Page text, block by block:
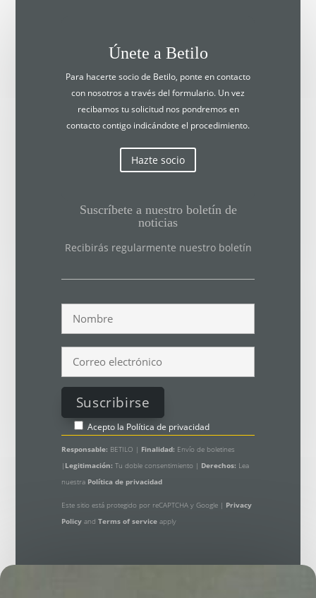
Únete a Betilo
Para hacerte socio de Betilo, ponte en contacto
con nosotros a través del formulario. Un vez
recibamos tu solicitud nos pondremos en
contacto contigo indicándote el procedimiento.
Hazte socio
Suscríbete a nuestro boletín de
noticias
Recibirás regularmente nuestro boletín
Acepto la Política de privacidad
Responsable: BETILO | Finalidad: Envío de boletines
| Legitimación: Tu doble consentimiento | Derechos: Lea
nuestra Política de privacidad
Este sitio está protegido por reCAPTCHA y Google | Privacy
Policy and Terms of serviceapply